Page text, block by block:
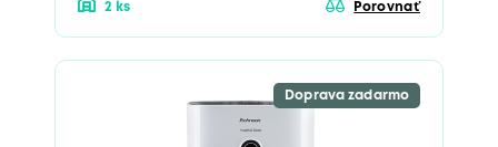
2 ks Porovnať
Doprava zadarmo